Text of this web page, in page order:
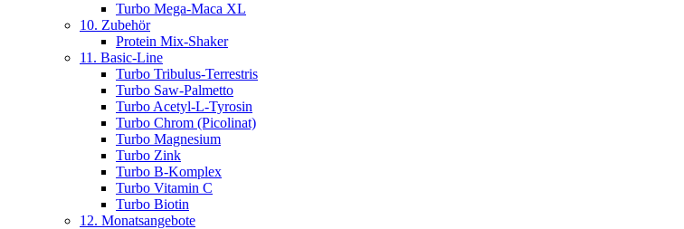
Turbo Mega-Maca XL
10. Zubehör
Protein Mix-Shaker
11. Basic-Line
Turbo Tribulus-Terrestris
Turbo Saw-Palmetto
Turbo Acetyl-L-Tyrosin
Turbo Chrom (Picolinat)
Turbo Magnesium
Turbo Zink
Turbo B-Komplex
Turbo Vitamin C
Turbo Biotin
12. Monatsangebote